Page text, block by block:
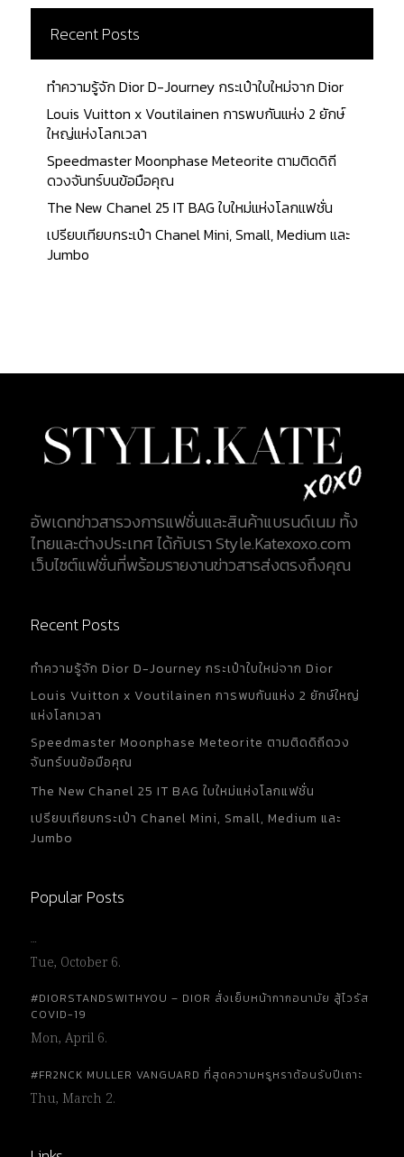
ความโค้งเหมือนวงกลม สีมีความคมชัด ไม่ลอก สีโลโก้
ที่ปั๊มลงจะตรงกับสีของซิปและฮาร์ดแวร์เสมอ หาก
เป็นกระเป๋าที่ผลิตก่อนปี 2018 จะมีการปั๊มโลโก้เดิม
CÉLINE ส่วนตำแหน่งในการปั๊มโลโก้จะอยู่กึ่งกลางของ
กระเป๋าพอดี แต่จะอยู่ในระดับใดก็จะขึ้นอยู่กับทรง
กระเป๋าแต่ละรุ่น อย่าง Luggage bag โลโก้ก็จะอยู่ด้าน
บน หากเป็นรุ่น Blat bag ก็อยู่ด้านล่างของตัวกระเป๋า
บางรุ่นจะมีการปั๊มที่ handles ด้วย ตราประทับด้านในจะ
ระบุว่า CELINE Made in Italy หรือบางครั้งจะมีเพียง
คำว่า Made in Italy 2. Date Code จะเป็นตัวแสดง
สถานที่และวันที่ที่ผลิตกระเป๋า โดยจะมีรูปแบบเป็น X-
XX-YZYZ ซึ่งตัวอักษร X ทั้ง 3 ตัว จะแสดงถึงตำแหน่ง
Recent Posts
ทำความรู้จัก Dior D-Journey กระเป๋าใบใหม่จาก Dior
Louis Vuitton x Voutilainen การพบกันแห่ง 2 ยักษ์
ใหญ่แห่งโลกเวลา
Speedmaster Moonphase Meteorite ตามติดดิถี
ดวงจันทร์บนข้อมือคุณ
The New Chanel 25 IT BAG ใบใหม่แห่งโลกแฟชั่น
เปรียบเทียบกระเป๋า Chanel Mini, Small, Medium และ
Jumbo
อัพเดทข่าวสารวงการแฟชั่นและสินค้าแบรนด์เนม ทั้ง
ไทยและต่างประเทศ ได้กับเรา Style.Katexoxo.com
เว็บไซต์แฟชั่นที่พร้อมรายงานข่าวสารส่งตรงถึงคุณ
Recent Posts
ทำความรู้จัก Dior D-Journey กระเป๋าใบใหม่จาก Dior
Louis Vuitton x Voutilainen การพบกันแห่ง 2 ยักษ์ใหญ่
แห่งโลกเวลา
Speedmaster Moonphase Meteorite ตามติดดิถีดวง
จันทร์บนข้อมือคุณ
The New Chanel 25 IT BAG ใบใหม่แห่งโลกแฟชั่น
เปรียบเทียบกระเป๋า Chanel Mini, Small, Medium และ
Jumbo
Popular Posts
…
Tue, October 6.
#DIORSTANDSWITHYOU – DIOR สั่งเย็บหน้ากากอนามัย สู้ไวรัส
COVID-19
Mon, April 6.
#FR2NCK MULLER VANGUARD ที่สุดความหรูหราต้อนรับปีเถาะ
Thu, March 2.